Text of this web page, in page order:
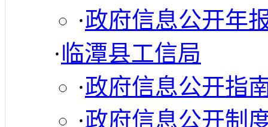
·政府信息公开年
·临潭县工信局
·政府信息公开指
·政府信息公开制